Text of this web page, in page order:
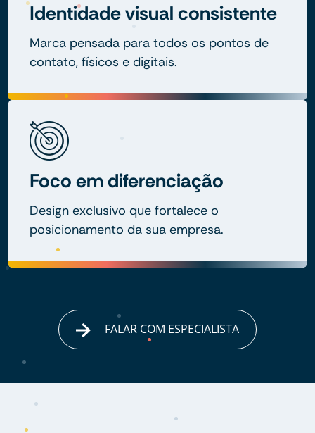
Identidade visual consistente
Marca pensada para todos os pontos de
contato, físicos e digitais.
Foco em diferenciação
Design exclusivo que fortalece o
posicionamento da sua empresa.
FALAR COM ESPECIALISTA